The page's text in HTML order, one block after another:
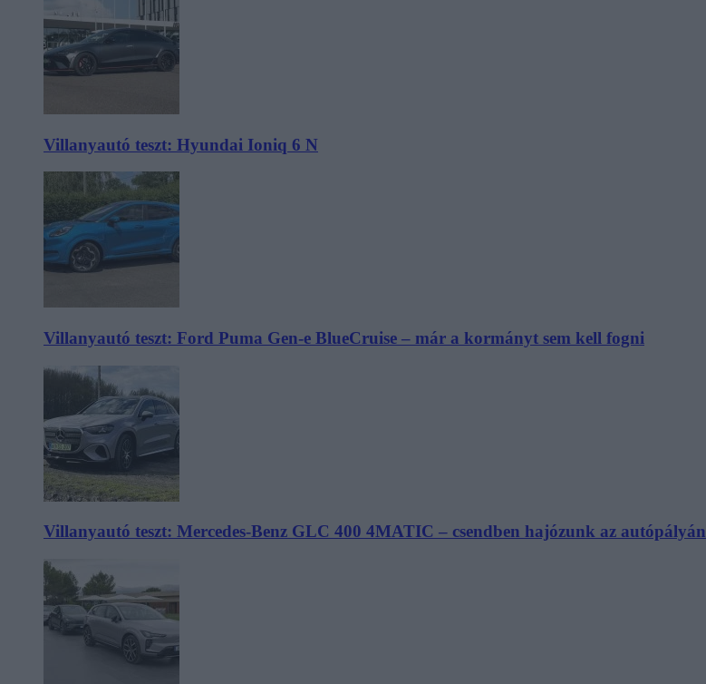
Villanyautó teszt: Hyundai Ioniq 6 N
Villanyautó teszt: Ford Puma Gen-e BlueCruise – már a kormányt sem kell fogni
Villanyautó teszt: Mercedes-Benz GLC 400 4MATIC – csendben hajózunk az autópályán